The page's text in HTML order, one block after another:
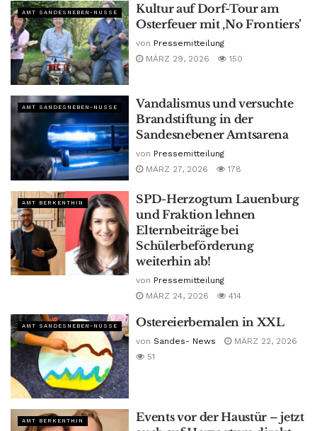
AMT SANDESNEBEN-NUSSE
Kultur auf Dorf-Tour am
Osterfeuer mit ‚No Frontiers’
von Pressemitteilung
MÄRZ 29, 2026
150
AMT SANDESNEBEN-NUSSE
Vandalismus und versuchte
Brandstiftung in der
Sandesnebener Amtsarena
von Pressemitteilung
MÄRZ 27, 2026
178
AMT BERKENTHIN
SPD-Herzogtum Lauenburg
und Fraktion lehnen
Elternbeiträge bei
Schülerbeförderung
weiterhin ab!
von Pressemitteilung
MÄRZ 24, 2026
414
AMT SANDESNEBEN-NUSSE Ostereierbemalen in XXL
von Sandes- News
MÄRZ 22, 2026
51
AMT BERKENTHIN
Events vor der Haustür – jetzt